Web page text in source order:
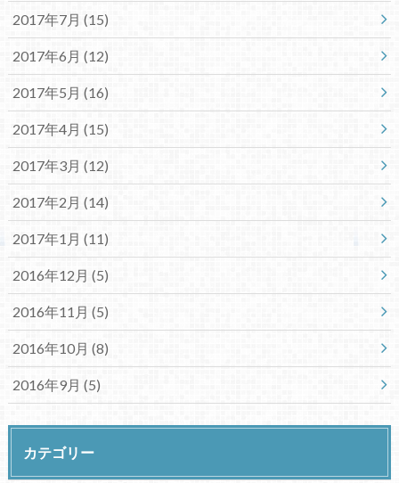
2017年7月 (15)
2017年6月 (12)
2017年5月 (16)
2017年4月 (15)
2017年3月 (12)
2017年2月 (14)
2017年1月 (11)
2016年12月 (5)
2016年11月 (5)
2016年10月 (8)
2016年9月 (5)
カテゴリー